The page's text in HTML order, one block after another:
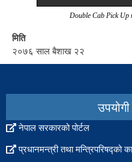
Double Cab Pick Up
मिति
२०७६ साल बैशाख २२
नेपाल सरकारको पोर्टल
प्रधानमन्त्री तथा मन्त्रिपरिषद्को